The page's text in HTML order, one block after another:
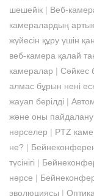
шешейік | Веб-
камералардың
жүйесін құру үшін
веб-камера қалай
камералар | Сәйкес
алмас бұрын нені
жауап берілді |
және оны пайдалану
нәрселер | PTZ
не? |
түсінігі |
нәрсе |
эволюциясы |